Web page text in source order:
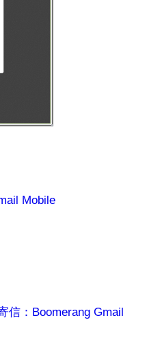
Mobile
信：Boomerang Gmail